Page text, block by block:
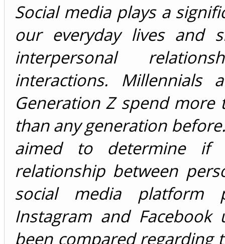
Social media plays a
our everyday lives and
interpersonal
interactions. Millennials
Generation Z spend more
than any generation
aimed to determine if
relationship between
social media platform
Instagram and Facebook
been compared regarding